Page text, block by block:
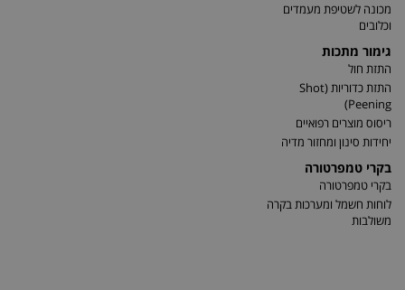
מכונה לשטיפת מעמדים
וכלובים
גימור מתכות
התזת חול
התזת כדוריות (Shot
Peening)
ריסוס מוצרים רפואיים
יחידות סינון ומחזור מדיה
בקרי טמפרטורה
בקרי טמפרטורה
לוחות חשמל ומערכות בקרה
משולבות